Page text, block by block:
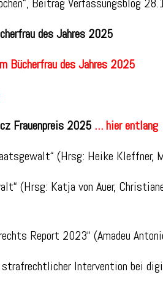
des Jahres 2025
Bücherfrau des Jahres 2025
Frauenpreis 2025 … hier entlang
(Hrsg: Heike Kleffner,
(Hrsg: Katja von Auer,
Report 2023“ (Amadeu
strafrechtlicher Intervention bei